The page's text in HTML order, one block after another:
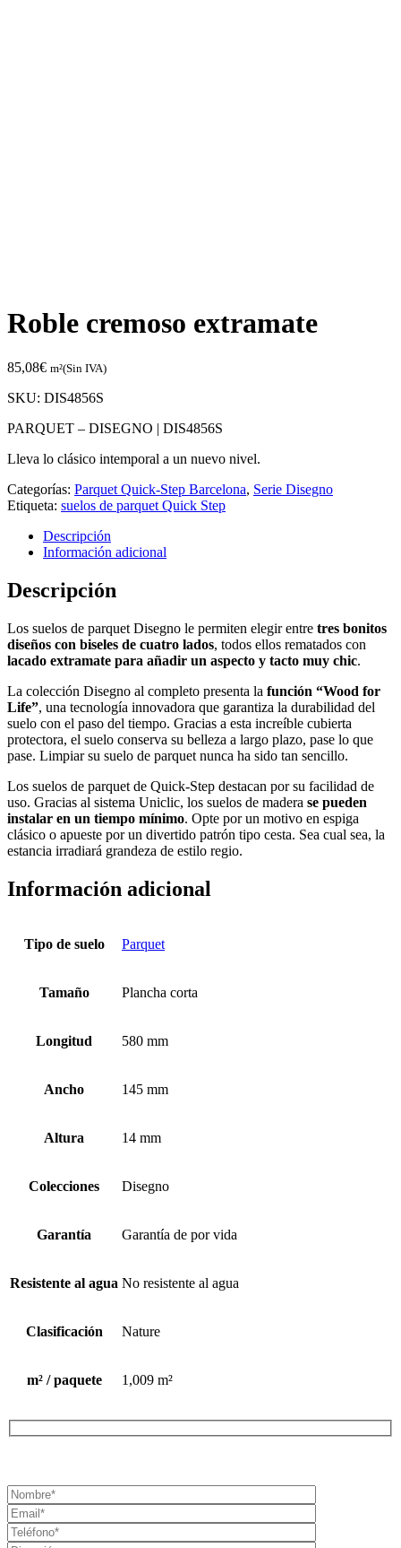
Roble cremoso extramate
85,08€ m²(Sin IVA)
SKU: DIS4856S
PARQUET – DISEGNO | DIS4856S
Lleva lo clásico intemporal a un nuevo nivel.
Categorías: Parquet Quick-Step Barcelona, Serie Disegno
Etiqueta: suelos de parquet Quick Step
Descripción
Información adicional
Descripción
Los suelos de parquet Disegno le permiten elegir entre tres bonitos
diseños con biseles de cuatro lados, todos ellos rematados con
lacado extramate para añadir un aspecto y tacto muy chic.
La colección Disegno al completo presenta la función “Wood for
Life”, una tecnología innovadora que garantiza la durabilidad del
suelo con el paso del tiempo. Gracias a esta increíble cubierta
protectora, el suelo conserva su belleza a largo plazo, pase lo que
pase. Limpiar su suelo de parquet nunca ha sido tan sencillo.
Los suelos de parquet de Quick-Step destacan por su facilidad de
uso. Gracias al sistema Uniclic, los suelos de madera se pueden
instalar en un tiempo mínimo. Opte por un motivo en espiga
clásico o apueste por un divertido patrón tipo cesta. Sea cual sea, la
estancia irradiará grandeza de estilo regio.
Información adicional
Tipo de suelo Parquet
Tamaño Plancha corta
Longitud 580 mm
Ancho 145 mm
Altura 14 mm
Colecciones Disegno
Garantía Garantía de por vida
Resistente al agua No resistente al agua
Clasificación Nature
m² / paquete 1,009 m²